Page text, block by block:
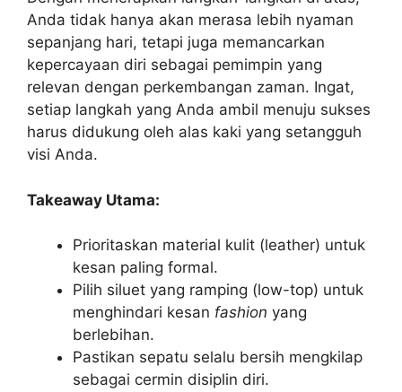
Anda tidak hanya akan merasa lebih nyaman
sepanjang hari, tetapi juga memancarkan
kepercayaan diri sebagai pemimpin yang
relevan dengan perkembangan zaman. Ingat,
setiap langkah yang Anda ambil menuju sukses
harus didukung oleh alas kaki yang setangguh
visi Anda.
Takeaway Utama:
Prioritaskan material kulit (leather) untuk
kesan paling formal.
Pilih siluet yang ramping (low-top) untuk
menghindari kesan fashion yang
berlebihan.
Pastikan sepatu selalu bersih mengkilap
sebagai cermin disiplin diri.